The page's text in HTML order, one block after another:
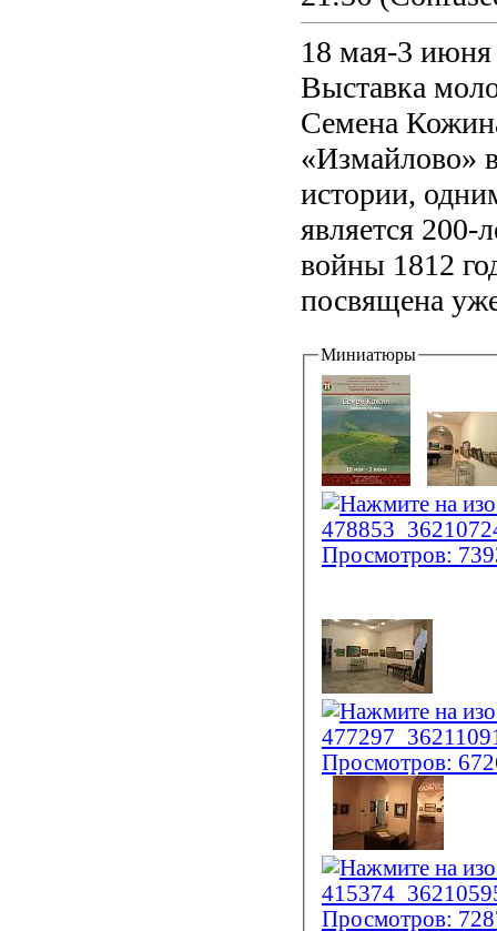
18 мая-3 июня
Выставка
Семена
«Измайлово»
истории,
является
войны 1812
посвящена
Миниатюры